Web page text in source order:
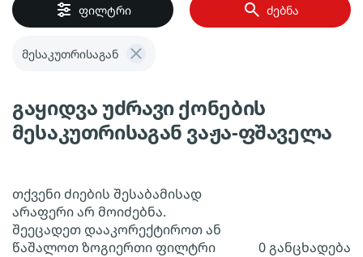
ფილტრი ძებნა
მესაკუთრისაგან
გაყიდვა უძრავი ქონების
მესაკუთრისაგან ვაჟა-ფშაველა
თქვენი ძიების შესაბამისად
არაფერი არ მოიძებნა.
შეეცადეთ დააკორექტიროთ ან
წაშალოთ ზოგიერთი ფილტრი
0 განცხადება